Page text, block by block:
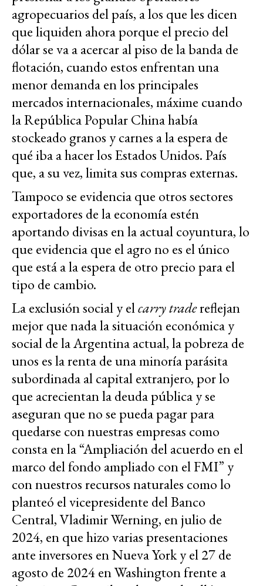
agropecuarios del país, a los que les dicen
que liquiden ahora porque el precio del
dólar se va a acercar al piso de la banda de
flotación, cuando estos enfrentan una
menor demanda en los principales
mercados internacionales, máxime cuando
la República Popular China había
stockeado granos y carnes a la espera de
qué iba a hacer los Estados Unidos. País
que, a su vez, limita sus compras externas.
Tampoco se evidencia que otros sectores
exportadores de la economía estén
aportando divisas en la actual coyuntura, lo
que evidencia que el agro no es el único
que está a la espera de otro precio para el
tipo de cambio.
La exclusión social y elcarry tradereflejan
mejor que nada la situación económica y
social de la Argentina actual, la pobreza de
unos es la renta de una minoría parásita
subordinada al capital extranjero, por lo
que acrecientan la deuda pública y se
aseguran que no se pueda pagar para
quedarse con nuestras empresas como
consta en la “Ampliación del acuerdo en el
marco del fondo ampliado con el FMI” y
con nuestros recursos naturales como lo
planteó el vicepresidente del Banco
Central, Vladimir Werning, en julio de
2024, en que hizo varias presentaciones
ante inversores en Nueva York y el 27 de
agosto de 2024 en Washington frente a